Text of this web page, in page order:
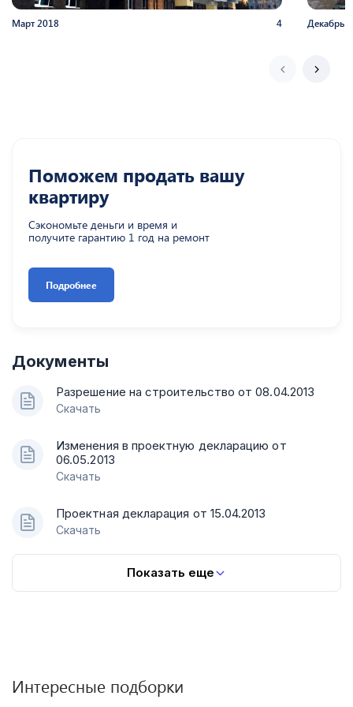
Март 2018 4 Декабрь
Поможем продать вашу
квартиру
Сэкономьте деньги и время и
получите гарантию 1 год на ремонт
Подробнее
Документы
Разрешение на строительство от 08.04.2013
Скачать
Изменения в проектную декларацию от
06.05.2013
Скачать
Проектная декларация от 15.04.2013
Скачать
Показать еще
Интересные подборки